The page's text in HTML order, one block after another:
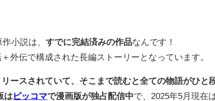
作小説は、すでに完結済みの作品なんです！
外伝で構成された長編ストーリーとなっています。
ースされていて、そこまで読むと全ての物語がひと
は ピッコマで漫画版が独占配信中で、2025年5月現在